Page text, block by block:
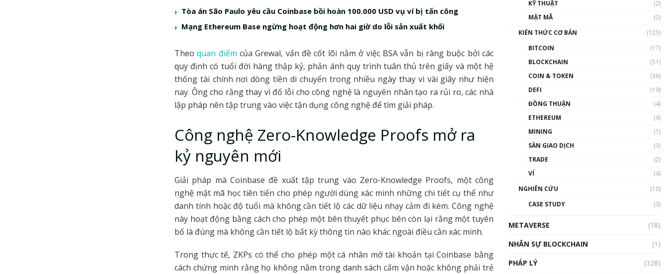
Tòa án São Paulo yêu cầu Coinbase bồi hoàn 100.000 USD vụ ví bị tấn công
Mạng Ethereum Base ngừng hoạt động hơn hai giờ do lỗi sản xuất khối
Theoquan điểm của Grewal, vấn đề cốt lõi nằm ở việc BSA vẫn bị ràng buộc bởi các
quy định có tuổi đời hàng thập kỷ, phản ánh quy trình tuân thủ trên giấy và một hệ
thống tài chính nơi dòng tiền di chuyển trong nhiều ngày thay vì vài giây như hiện
nay. Ông cho rằng thay vì đổ lỗi cho công nghệ là nguyên nhân tạo ra rủi ro, các nhà
lập pháp nên tập trung vào việc tận dụng công nghệ để tìm giải pháp.
Công nghệ Zero-Knowledge Proofs mở ra
kỷ nguyên mới
Giải pháp mà Coinbase đề xuất tập trung vào Zero-Knowledge Proofs, một công
nghệ mật mã học tiên tiến cho phép người dùng xác minh những chi tiết cụ thể như
danh tính hoặc độ tuổi mà không cần tiết lộ các dữ liệu nhạy cảm đi kèm. Công nghệ
này hoạt động bằng cách cho phép một bên thuyết phục bên còn lại rằng một tuyên
bố là đúng mà không cần tiết lộ bất kỳ thông tin nào khác ngoài điều cần xác minh.
Trong thực tế, ZKPs có thể cho phép một cá nhân mở tài khoản tại Coinbase bằng
cách chứng minh rằng họ không nằm trong danh sách cấm vận hoặc không phải trẻ
Blockchain
Nhân sự tương lại ngành
Blockchain Việt Nam | Phổ
cập Blockchain
Blockchain đang được ứng
01:34:46
KỸ THUẬT
(2)
MẬT MÃ
(2)
KIẾN THỨC CƠ BẢN
(125)
BITCOIN
(17)
BLOCKCHAIN
(51)
COIN & TOKEN
(36)
DEFI
(19)
ĐỒNG THUẬN
(4)
ETHEREUM
(9)
MINING
(1)
SÀN GIAO DỊCH
(3)
TRADE
(2)
VÍ
(4)
NGHIÊN CỨU
(10)
CASE STUDY
(3)
METAVERSE
(18)
NHÂN SỰ BLOCKCHAIN
(1)
PHÁP LÝ
(128)